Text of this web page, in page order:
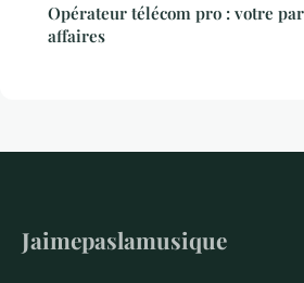
Opérateur télécom pro : votre
affaires
Jaimepaslamusique